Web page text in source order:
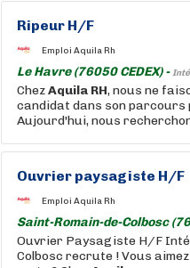
Ripeur H/F
Emploi Aquila Rh
Le Havre (76050 CEDEX) -
ChezAquila RH, nous ne
candidat dans son parcours
Aujourd'hui, nous
Ouvrier paysagiste H/F
Emploi Aquila Rh
Saint-Romain-de-Colbosc
Ouvrier Paysagiste H/F
Colbosc recrute ! Vous